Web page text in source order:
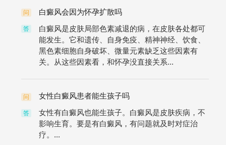
问 白癜风会因为怀孕扩散吗
答
白癜风是皮肤局部色素减退的病，在皮肤各处都可
能发生。它和遗传、自身免疫、精神神经、饮食、
黑色素细胞自身破坏、微量元素缺乏这些因素有
关。从这些因素看，和怀孕没直接关系...
问 女性白癜风患者能生孩子吗
答
女性有白癜风也能生孩子。白癜风是皮肤疾病，不
影响生育。要是有白癜风，有问题就及时对症治
疗。...